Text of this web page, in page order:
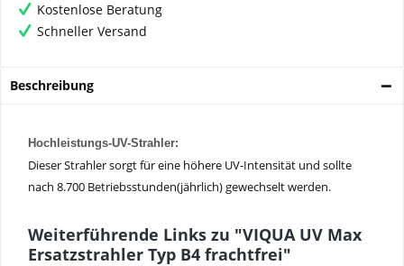
Kostenlose Beratung
Schneller Versand
Beschreibung
Hochleistungs-UV-Strahler:
Dieser Strahler sorgt für eine höhere UV-Intensität und sollte
nach 8.700 Betriebsstunden(jährlich) gewechselt werden.
Weiterführende Links zu "VIQUA UV Max
Ersatzstrahler Typ B4 frachtfrei"